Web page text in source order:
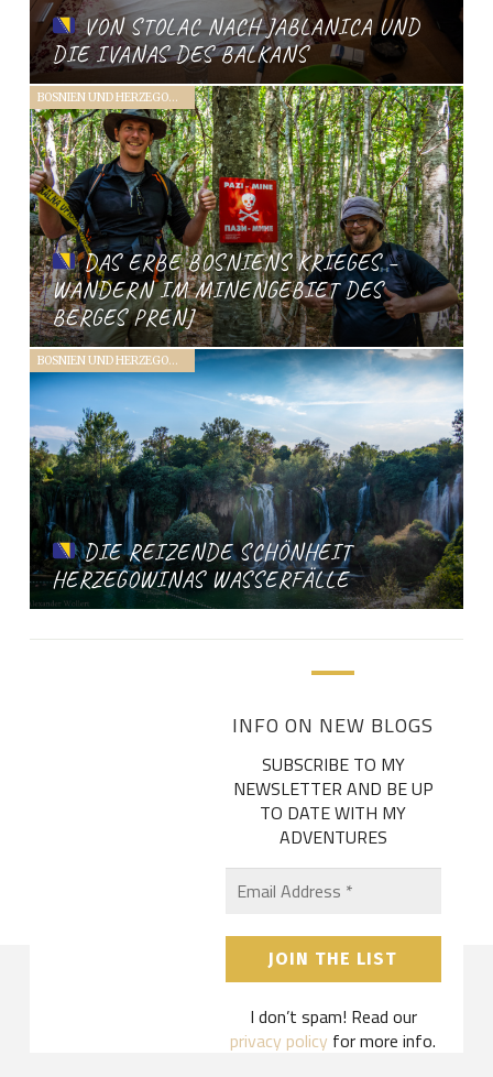
VON STOLAC NACH JABLANICA UND
DIE IVANAS DES BALKANS
BOSNIEN UND HERZEGOWINA (2019)
DAS ERBE BOSNIENS KRIEGES –
WANDERN IM MINENGEBIET DES
BERGES PRENJ
BOSNIEN UND HERZEGOWINA (2019)
DIE REIZENDE SCHÖNHEIT
HERZEGOWINAS WASSERFÄLLE
INFO ON NEW BLOGS
SUBSCRIBE TO MY
NEWSLETTER AND BE UP
TO DATE WITH MY
ADVENTURES
I don’t spam! Read our
privacy policy for more info.